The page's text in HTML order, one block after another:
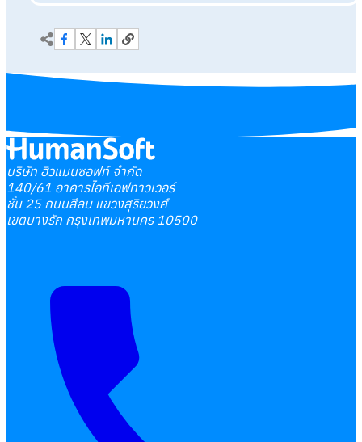
บริษัท ฮิวแมนซอฟท์ จำกัด
140/61 อาคารไอทีเอฟทาวเวอร์
ชั้น 25 ถนนสีลม แขวงสุริยวงศ์
เขตบางรัก กรุงเทพมหานคร 10500